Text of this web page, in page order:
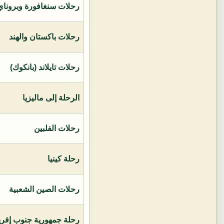
رحلات سنغافورة
رحلات باكستان والهند
رحلات تايلاند (بانكوك)
الرحلة إلى ماليزيا
رحلات الفلبين
رحلة كينيا
رحلات الصين الشعبية
رحلة جمهورية جنوب